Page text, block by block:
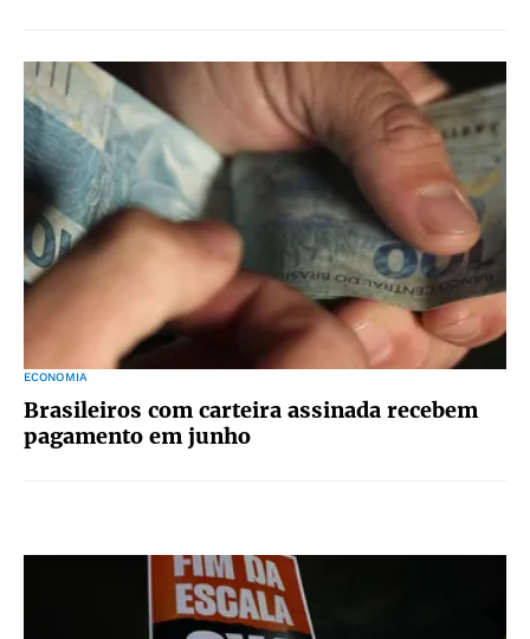
ECONOMIA
Brasileiros com carteira assinada recebem
pagamento em junho